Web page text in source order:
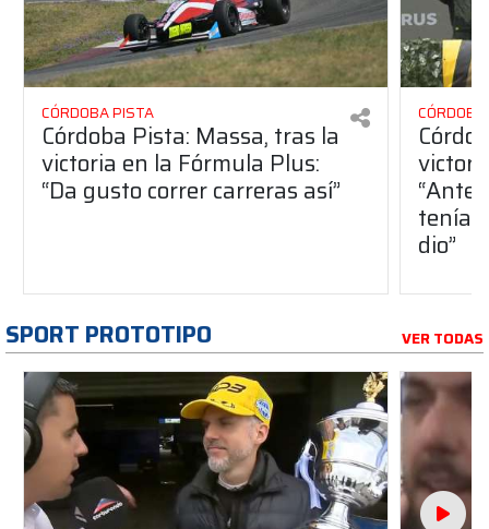
CÓRDOBA PISTA
Córdoba Pista: Massa, tras la
victoria en la Fórmula Plus:
“Da gusto correr carreras así”
dio”
SPORT PROTOTIPO VER TODAS